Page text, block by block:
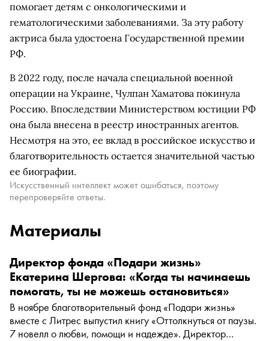
помогает детям с онкологическими и
гематологическими заболеваниями. За эту работу
актриса была удостоена Государственной премии
РФ.
В 2022 году, после начала специальной военной
операции на Украине, Чулпан Хаматова покинула
Россию. Впоследствии Министерством юстиции РФ
она была внесена в реестр иностранных агентов.
Несмотря на это, ее вклад в российское искусство и
благотворительность остается значительной частью
ее биографии.
Искусственный интеллект может ошибаться, поэтому
перепроверяйте ответы.
Материалы
Директор фонда «Подари жизнь»
Екатерина Шергова: «Когда ты начинаешь
помогать, ты не можешь остановиться»
В ноябре благотворительный фонд «Подари жизнь»
вместе с Литрес выпустил книгу «Оттолкнуться от паузы.
7 новелл о любви, помощи и надежде». Директор